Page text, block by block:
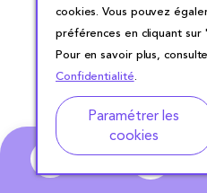
Adresse
cookies. Vous pouvez
préférences en cliquant
Pour en savoir plus,
Confidentialité.
Paramétrer les
cookies